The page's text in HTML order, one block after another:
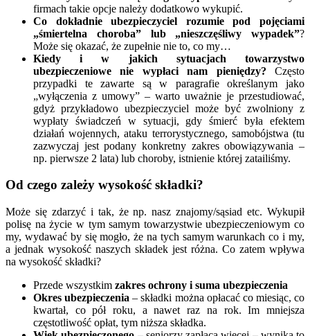
firmach takie opcje należy dodatkowo wykupić.
Co dokładnie ubezpieczyciel rozumie pod pojęciami
„śmiertelna choroba” lub „nieszczęśliwy wypadek”?
Może się okazać, że zupełnie nie to, co my…
Kiedy i w jakich sytuacjach towarzystwo
ubezpieczeniowe nie wypłaci nam pieniędzy? Często
przypadki te zawarte są w paragrafie określanym jako
„wyłączenia z umowy” – warto uważnie je przestudiować,
gdyż przykładowo ubezpieczyciel może być zwolniony z
wypłaty świadczeń w sytuacji, gdy śmierć była efektem
działań wojennych, ataku terrorystycznego, samobójstwa (tu
zazwyczaj jest podany konkretny zakres obowiązywania –
np. pierwsze 2 lata) lub choroby, istnienie której zatailiśmy.
Od czego zależy wysokość składki?
Może się zdarzyć i tak, że np. nasz znajomy/sąsiad etc. Wykupił
polisę na życie w tym samym towarzystwie ubezpieczeniowym co
my, wydawać by się mogło, że na tych samym warunkach co i my,
a jednak wysokość naszych składek jest różna. Co zatem wpływa
na wysokość składki?
Przede wszystkim zakres ochrony i suma ubezpieczenia
Okres ubezpieczenia– składki można opłacać co miesiąc, co
kwartał, co pół roku, a nawet raz na rok. Im mniejsza
częstotliwość opłat, tym niższa składka.